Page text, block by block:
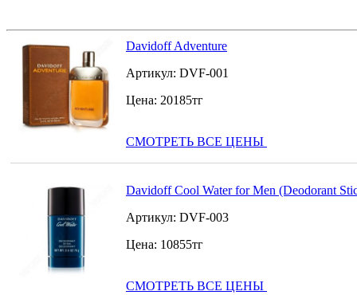
Davidoff Adventure
Артикул: DVF-001
Цена: 20185тг
СМОТРЕТЬ ВСЕ ЦЕНЫ
Davidoff Cool Water for Men (Deodorant
Артикул: DVF-003
Цена: 10855тг
СМОТРЕТЬ ВСЕ ЦЕНЫ